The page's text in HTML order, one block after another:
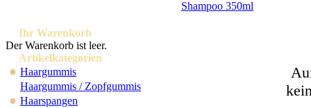
Ihr Warenkorb
Der Warenkorb ist leer.
Artikelkategorien
● Haargummis
Haargummis / Zopfgummis
● Haarspangen